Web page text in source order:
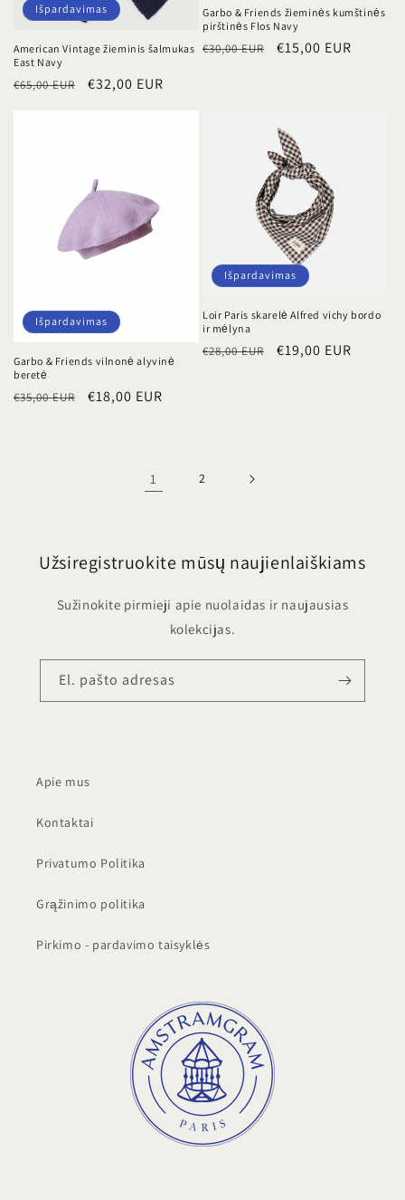
Išpardavimas
American Vintage žieminis šalmukas
East Navy
Įprasta
€65,00 EUR
Išpardavimo
€32,00 EUR
Garbo & Friends žieminės kumštinės
pirštinės Flos Navy
Įprasta
€30,00 EUR
Išpardavimo
€15,00 EUR
Išpardavimas
Garbo & Friends vilnonė alyvinė
beretė
Įprasta
€35,00 EUR
Išpardavimo
€18,00 EUR
Išpardavimas
Loir Paris skarelė Alfred vichy bordo
ir mėlyna
Įprasta
€28,00 EUR
Išpardavimo
€19,00 EUR
1 2
Užsiregistruokite mūsų naujienlaiškiams
Sužinokite pirmieji apie nuolaidas ir naujausias
kolekcijas.
El. pašto adresas
Apie mus
Kontaktai
Privatumo Politika
Grąžinimo politika
Pirkimo - pardavimo taisyklės